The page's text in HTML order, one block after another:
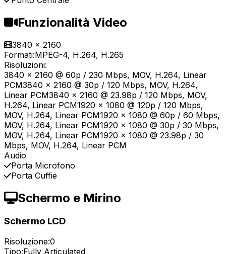
Funzionalità Video
3840 x 2160
Formati:MPEG-4, H.264, H.265
Risoluzioni:
3840 x 2160 @ 60p / 230 Mbps, MOV, H.264, Linear
PCM3840 x 2160 @ 30p / 120 Mbps, MOV, H.264,
Linear PCM3840 x 2160 @ 23.98p / 120 Mbps, MOV,
H.264, Linear PCM1920 x 1080 @ 120p / 120 Mbps,
MOV, H.264, Linear PCM1920 x 1080 @ 60p / 60 Mbps,
MOV, H.264, Linear PCM1920 x 1080 @ 30p / 30 Mbps,
MOV, H.264, Linear PCM1920 x 1080 @ 23.98p / 30
Mbps, MOV, H.264, Linear PCM
Audio
Porta Microfono
Porta Cuffie
Schermo e Mirino
Schermo LCD
Risoluzione:0
Tipo:Fully Articulated